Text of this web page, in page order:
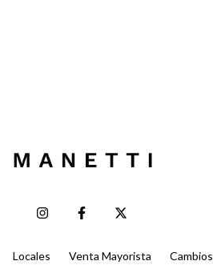
Locales Venta Mayorista